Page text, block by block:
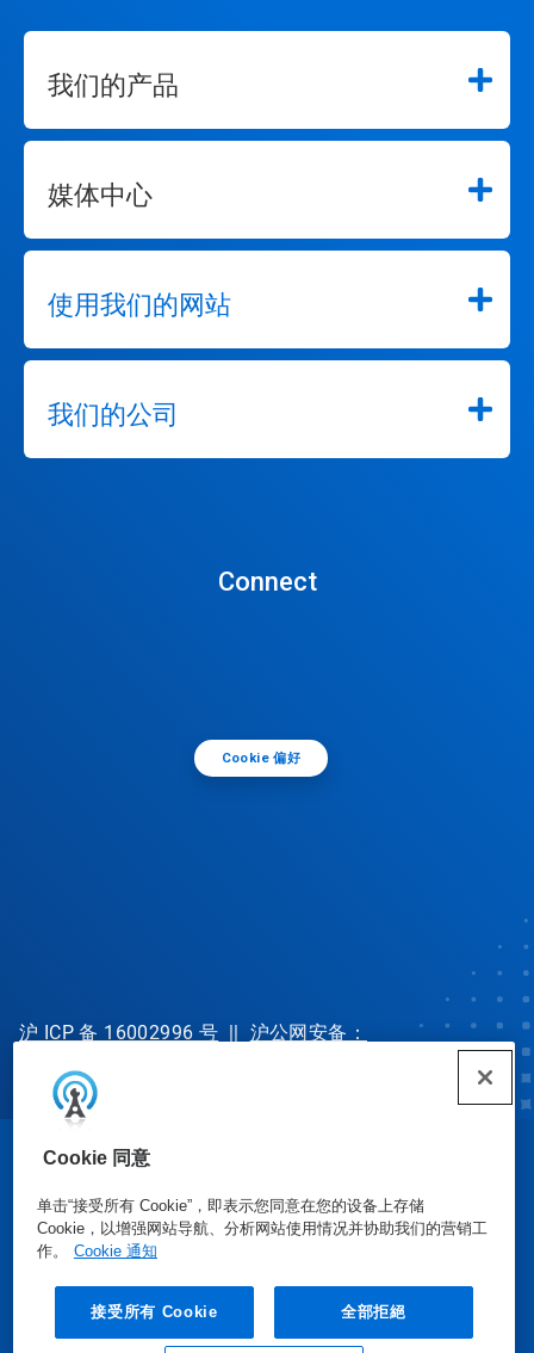
Cookie 同意
单击“接受所有 Cookie”，即表示您同意在您的设备上存储
Cookie，以增强网站导航、分析网站使用情况并协助我们的营销工
作。
Cookie 通知
接受所有 Cookie 全部拒絕
我们的产品
媒体中心
使用我们的网站
我们的公司
Connect
Cookie 偏好
沪 ICP 备 16002996 号 || 沪公网安备：
31010702002902 号
安全数据表 | 隐私政策|使用条款